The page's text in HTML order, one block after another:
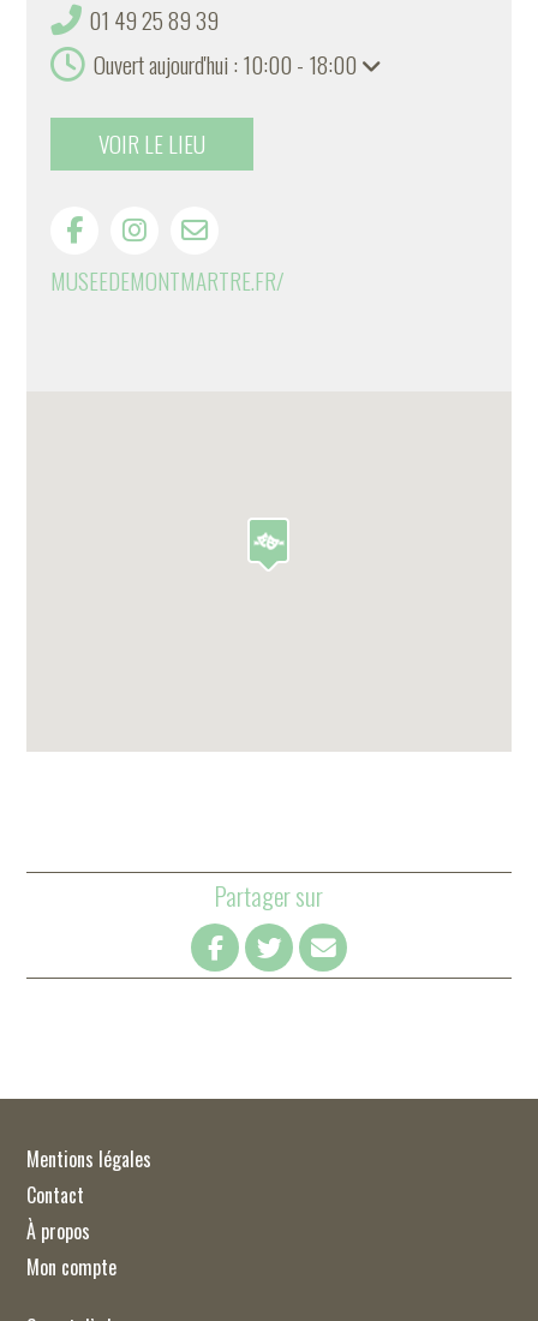
01 49 25 89 39
Ouvert aujourd'hui : 10:00 - 18:00
VOIR LE LIEU
MUSEEDEMONTMARTRE.FR/
Partager sur
Mentions légales
Contact
À propos
Mon compte